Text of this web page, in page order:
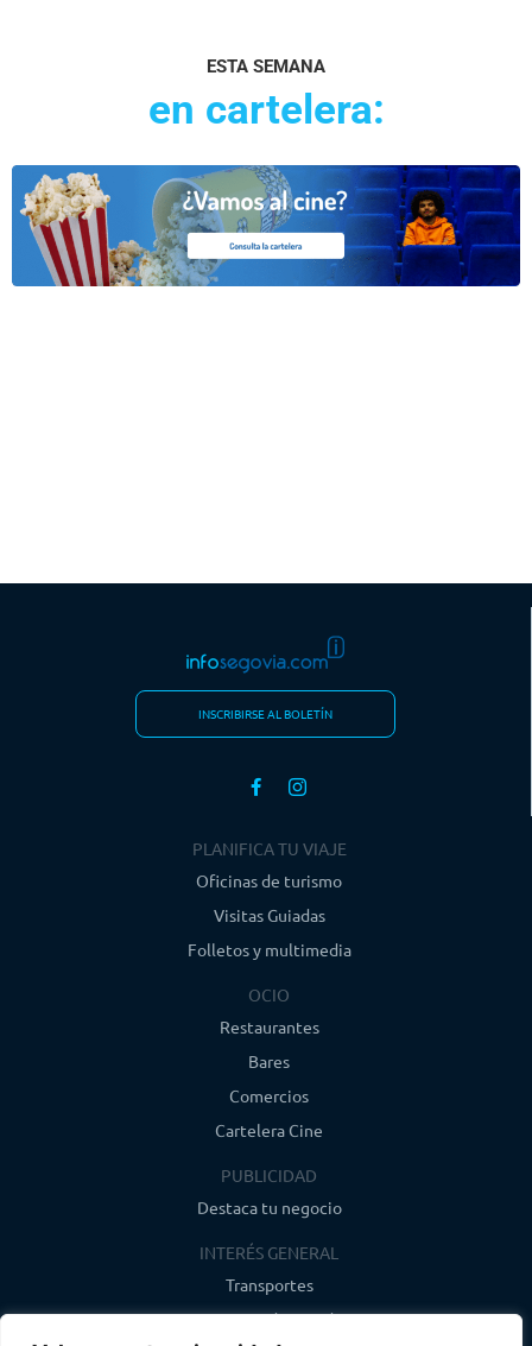
ESTA SEMANA
en cartelera:
INSCRIBIRSE AL BOLETÍN
PLANIFICA TU VIAJE
Oficinas de turismo
Visitas Guiadas
Folletos y multimedia
OCIO
Restaurantes
Bares
Comercios
Cartelera Cine
PUBLICIDAD
Destaca tu negocio
INTERÉS GENERAL
Transportes
Farmacias de guardia